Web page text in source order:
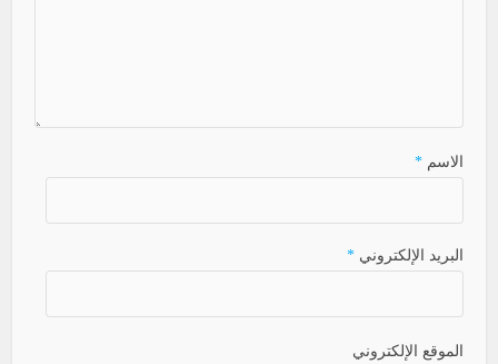
الاسم*
البريد الإلكتروني*
الموقع الإلكتروني